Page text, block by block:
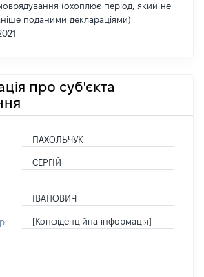
(охоплює період, який не
поданими деклараціями)
про суб'єкта
ПАХОЛЬЧУК
СЕРГІЙ
ІВАНОВИЧ
[Конфіденційна інформація]